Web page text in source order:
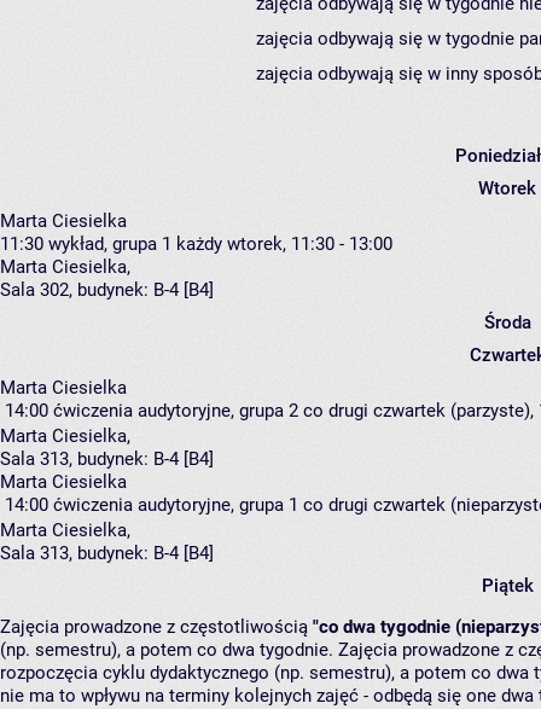
zajęcia odbywają się w tygodnie
zajęcia odbywają się w inny
Wtorek
Marta Ciesielka
11:30 wykład, grupa 1 każdy wtorek, 11:30 - 13:00
Marta Ciesielka,
Sala 302, budynek: B-4 [B4]
Środa
Marta Ciesielka
14:00 ćwiczenia audytoryjne, grupa 2 co drugi czwartek (parzyste),
Marta Ciesielka,
Sala 313, budynek: B-4 [B4]
Marta Ciesielka
14:00 ćwiczenia audytoryjne, grupa 1 co drugi czwartek
Marta Ciesielka,
Sala 313, budynek: B-4 [B4]
Piątek
Zajęcia prowadzone z częstotliwością "co dwa tygodnie
(np. semestru), a potem co dwa tygodnie. Zajęcia prowadzone z
rozpoczęcia cyklu dydaktycznego (np. semestru), a potem co
nie ma to wpływu na terminy kolejnych zajęć - odbędą się one